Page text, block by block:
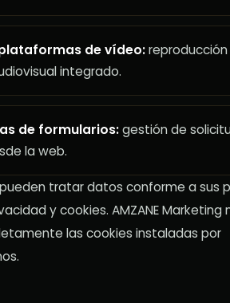
de vídeo:
integrado.
de formularios:gestión de
la web.
tratar datos conforme a sus
y cookies. AMZANE Marketing
las cookies instaladas por